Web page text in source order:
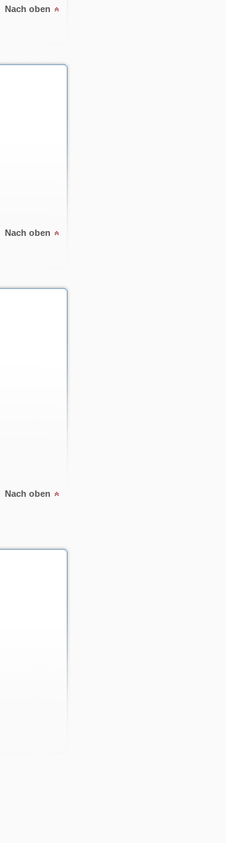
Nach oben
Nach oben
Nach oben